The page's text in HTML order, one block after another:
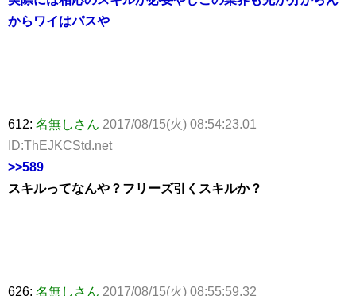
からワイはパスや
612: 名無しさん 2017/08/15(火) 08:54:23.01
ID:ThEJKCStd.net
>>589
スキルってなんや？フリーズ引くスキルか？
626: 名無しさん 2017/08/15(火) 08:55:59.32